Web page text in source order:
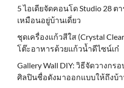
5 ไอเดียจัดคอนโด Studio 28 ต
เหมือนอยู่บ้านเดี่ยว
ชุดเครื่องแก้วสีใส (Crystal
โต๊ะอาหารด้วยแก้วน้ำดีไซน์เก๋
Gallery Wall DIY: วิธีจัดวางก
ศิลปินชื่อดังมาออกแบบให้ถึงบ้